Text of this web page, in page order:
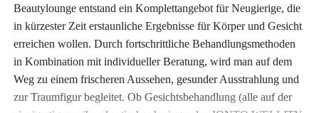
Beautylounge entstand ein Komplettangebot für Neugierige, die
in kürzester Zeit erstaunliche Ergebnisse für Körper und Gesicht
erreichen wollen. Durch fortschrittliche Behandlungsmethoden
in Kombination mit individueller Beratung, wird man auf dem
Weg zu einem frischeren Aussehen, gesunder Ausstrahlung und
zur Traumfigur begleitet. Ob Gesichtsbehandlung (alle auf der